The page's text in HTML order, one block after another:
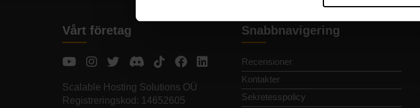
Vårt företag
Scalable Hosting Solutions OÜ
Registreringskod: 14652605
Snabbnavigering
Recensioner
Kontakter
Sekretesspolicy